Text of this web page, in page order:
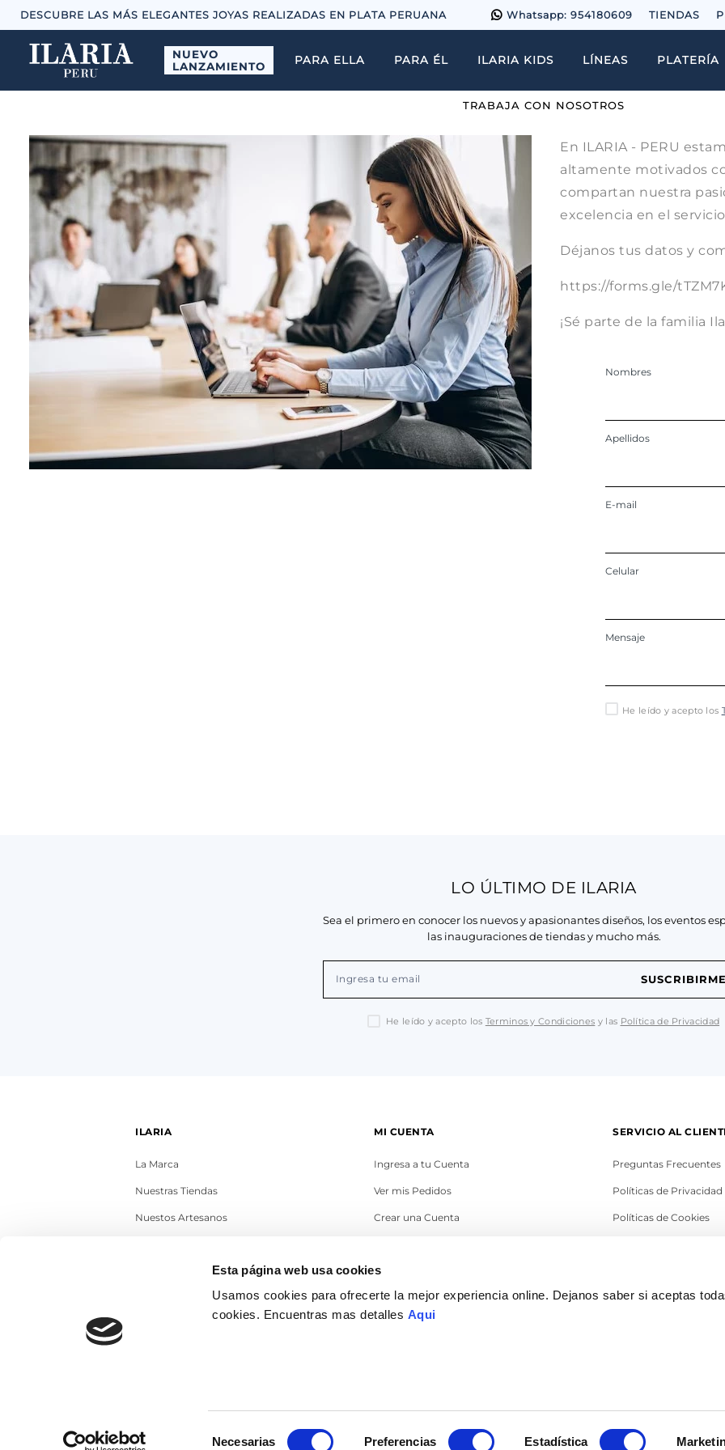
Esta página web usa cookies
Usamos cookies para ofrecerte la mejor experiencia online. Dejanos saber si aceptas
cookies. Encuentras mas detalles Aqui
Necesarias Preferencias Estadística
DESCUBRE LAS MÁS ELEGANTES JOYAS REALIZADAS EN PLATA PERUANA Whatsapp: 954180609 TIENDAS
NUEVO
LANZAMIENTO
PARA ELLA PARA ÉL ILARIA KIDS LÍNEAS PLATERÍA
TRABAJA CON NOSOTROS
En ILARIA - PERU
altamente motivados
compartan nuestra
excelencia en el
Déjanos tus datos y
https://forms.gle/
¡Sé parte de la familia
Nombres
Apellidos
E-mail
Celular
Mensaje
He leído y acepto los
LO ÚLTIMO DE ILARIA
Sea el primero en conocer los nuevos y apasionantes diseños, los eventos
las inauguraciones de tiendas y mucho más.
SUSCRIBIRME
He leído y acepto los Terminos y Condiciones y las Política de Privacidad
ILARIA
La Marca
Nuestras Tiendas
Nuestos Artesanos
Trabaja con nosotros
MI CUENTA
Ingresa a tu Cuenta
Ver mis Pedidos
Crear una Cuenta
SERVICIO AL
Preguntas Frecuentes
Políticas de Privacidad
Políticas de Cookies
Legales
© 2022 Ilaría Perú. Todos los derechos reservados